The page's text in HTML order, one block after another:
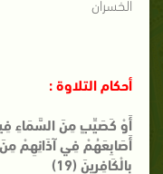
أحكام التلاوة :
أَوْ كَصَيِّبٍ مِنَ السَّمَاءِ
أَصَابِعَهُمْ فِي آذَانِهِمْ
بِالْكَافِرِينَ (19)